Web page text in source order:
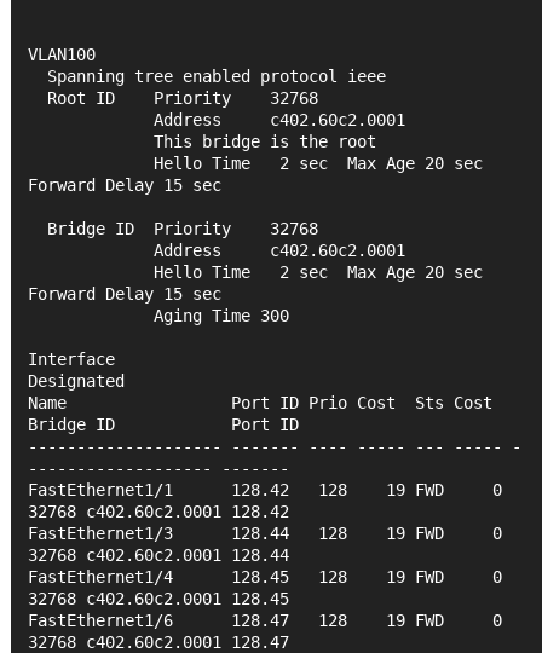
VLAN100
Spanning tree enabled protocol ieee
Root ID    Priority    32768
Address     c402.60c2.0001
This bridge is the root
Hello Time   2 sec  Max Age 20 sec
Forward Delay 15 sec
Bridge ID  Priority    32768
Address     c402.60c2.0001
Hello Time   2 sec  Max Age 20 sec
Forward Delay 15 sec
Aging Time 300
Interface
Designated
Name                 Port ID Prio Cost  Sts Cost
Bridge ID            Port ID
-------------------- ------- ---- ----- --- ----- -
------------------- -------
FastEthernet1/1      128.42   128    19 FWD     0
32768 c402.60c2.0001 128.42
FastEthernet1/3      128.44   128    19 FWD     0
32768 c402.60c2.0001 128.44
FastEthernet1/4      128.45   128    19 FWD     0
32768 c402.60c2.0001 128.45
FastEthernet1/6      128.47   128    19 FWD     0
32768 c402.60c2.0001 128.47